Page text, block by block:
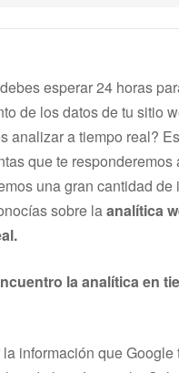
esperar 24 horas
de los datos de tu sitio
analizar a tiempo real?
que te responderemos
una gran cantidad de
sobre laanalítica
la analítica en
información que Google